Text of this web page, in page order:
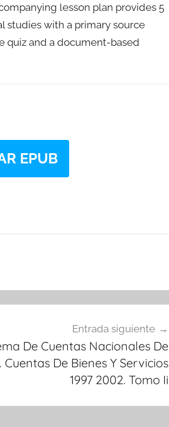
lesson plan provides 5
studies with a primary source
quiz and a document-based
EPUB
Entrada siguiente
De Cuentas Nacionales De
Cuentas De Bienes Y Servicios
1997 2002. Tomo Ii